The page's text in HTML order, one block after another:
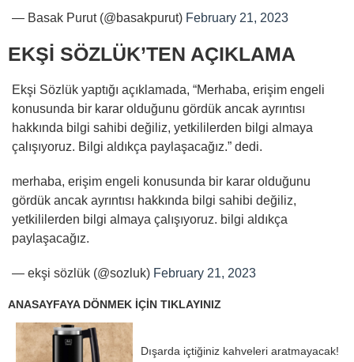
— Basak Purut (@basakpurut) February 21, 2023
EKŞİ SÖZLÜK’TEN AÇIKLAMA
Ekşi Sözlük yaptığı açıklamada, “Merhaba, erişim engeli
konusunda bir karar olduğunu gördük ancak ayrıntısı
hakkında bilgi sahibi değiliz, yetkililerden bilgi almaya
çalışıyoruz. Bilgi aldıkça paylaşacağız.” dedi.
merhaba, erişim engeli konusunda bir karar olduğunu
gördük ancak ayrıntısı hakkında bilgi sahibi değiliz,
yetkililerden bilgi almaya çalışıyoruz. bilgi aldıkça
paylaşacağız.
— ekşi sözlük (@sozluk) February 21, 2023
ANASAYFAYA DÖNMEK İÇİN TIKLAYINIZ
Dışarda içtiğiniz kahveleri aratmayacak!